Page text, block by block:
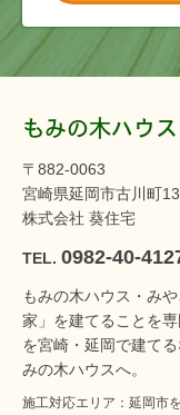
もみの木ハウ
〒882-0063
宮崎県延岡市古川町
株式会社 葵住宅
TEL. 0982-40-
もみの木ハウス・み
家」を建てることを
を宮崎・延岡で建て
みの木ハウスへ。
施工対応エリア：延岡市